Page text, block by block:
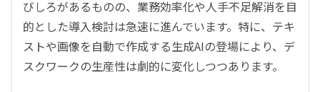
びしろがあるものの、業務効率化や人手不足解消を目
的とした導入検討は急速に進んでいます。特に、テキ
ストや画像を自動で作成する生成AIの登場により、デ
スクワークの生産性は劇的に変化しつつあります。